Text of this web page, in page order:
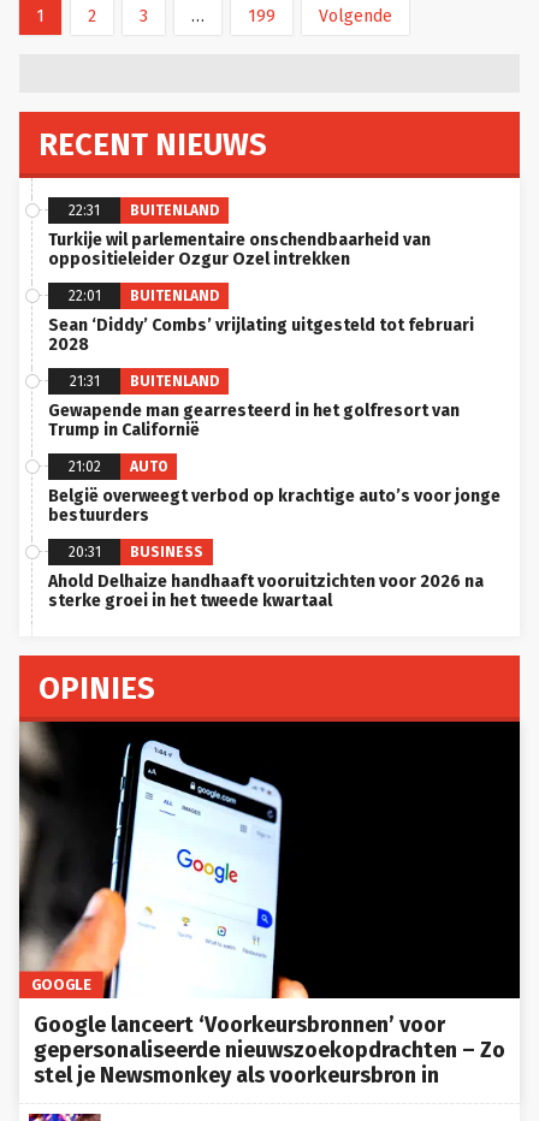
1 2 3 … 199 Volgende
RECENT NIEUWS
22:31 BUITENLAND
Turkije wil parlementaire onschendbaarheid van
oppositieleider Ozgur Ozel intrekken
22:01 BUITENLAND
Sean ‘Diddy’ Combs’ vrijlating uitgesteld tot februari
2028
21:31 BUITENLAND
Gewapende man gearresteerd in het golfresort van
Trump in Californië
21:02 AUTO
België overweegt verbod op krachtige auto’s voor jonge
bestuurders
20:31 BUSINESS
Ahold Delhaize handhaaft vooruitzichten voor 2026 na
sterke groei in het tweede kwartaal
OPINIES
GOOGLE
Google lanceert ‘Voorkeursbronnen’ voor
gepersonaliseerde nieuwszoekopdrachten – Zo
stel je Newsmonkey als voorkeursbron in